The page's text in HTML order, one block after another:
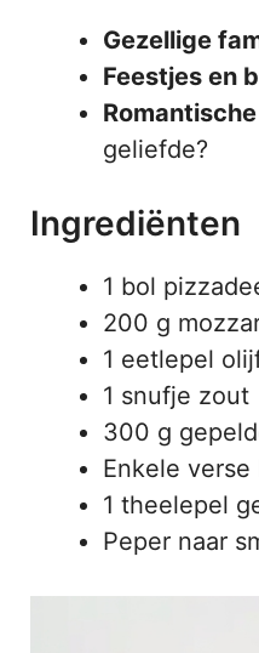
Gezellige
Feestjes en
geliefde?
Ingrediënten
1 bol
200 g
1 eetlepel
1 snufje zout
300 g
Enkele
1 theelepel
Peper naar